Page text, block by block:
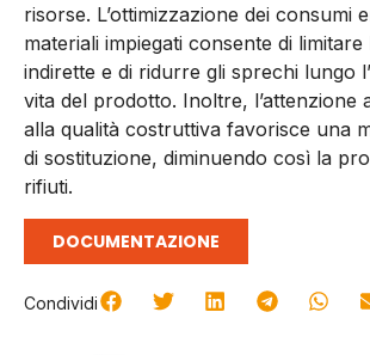
risorse. L’ottimizzazione dei consumi
materiali impiegati consente di limitare
indirette e di ridurre gli sprechi lungo
vita del prodotto. Inoltre, l’attenzione
alla qualità costruttiva favorisce una
di sostituzione, diminuendo così la
rifiuti.
DOCUMENTAZIONE
Condividi